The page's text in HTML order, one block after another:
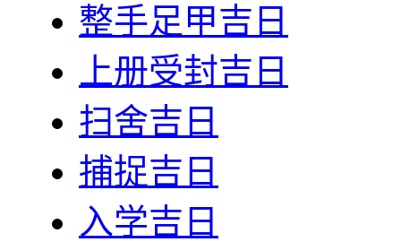
整手足甲吉日
上册受封吉日
扫舍吉日
捕捉吉日
入学吉日